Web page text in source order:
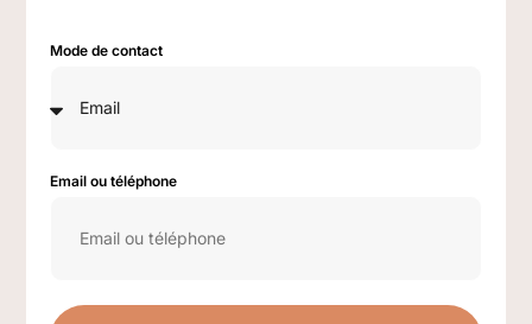
Mode de contact
Email ou téléphone